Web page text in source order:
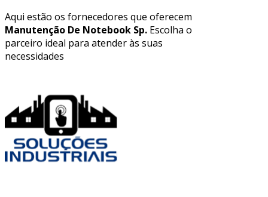
Aqui estão os fornecedores que oferecem
Manutenção De Notebook Sp. Escolha o
parceiro ideal para atender às suas
necessidades